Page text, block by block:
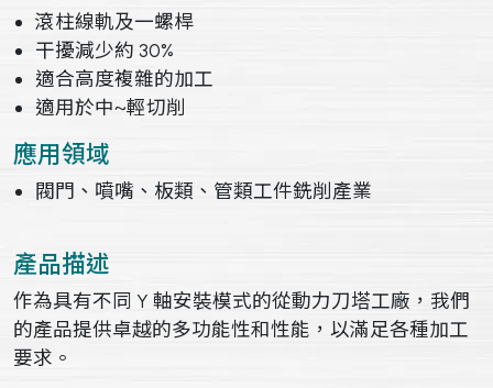
滾柱線軌及一螺桿
干擾減少約 30%
適合高度複雜的加工
適用於中~輕切削
應用領域
閥門、噴嘴、板類、管類工件銑削產業
產品描述
作為具有不同 Y 軸安裝模式的從動力刀塔工廠，我們
的產品提供卓越的多功能性和性能，以滿足各種加工
要求。